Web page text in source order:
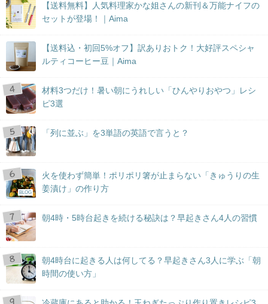
【送料無料】人気料理家かな姐さんの新刊＆万能ナイフの
セットが登場！｜Aima
【送料込・初回5%オフ】訳ありおトク！大好評スペシャ
ルティコーヒー豆｜Aima
材料3つだけ！暑い朝にうれしい「ひんやりおやつ」レシ
ピ3選
「列に並ぶ」を3単語の英語で言うと？
BLOG
火を使わず簡単！ポリポリ箸が止まらない「きゅうりの生
姜漬け」の作り方
朝4時・5時台起きを続ける秘訣は？早起きさん4人の習慣
朝4時台に起きる人は何してる？早起きさん3人に学ぶ「朝
時間の使い方」